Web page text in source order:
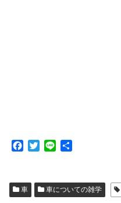
e
b
t
t
e
車 車についての雑学